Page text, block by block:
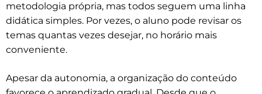
metodologia própria, mas todos seguem uma linha
didática simples. Por vezes, o aluno pode revisar os
temas quantas vezes desejar, no horário mais
conveniente.
Apesar da autonomia, a organização do conteúdo